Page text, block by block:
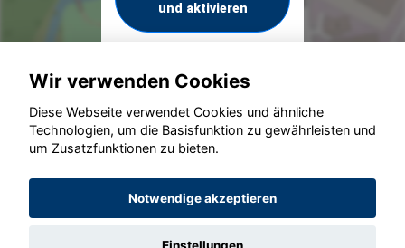
und aktivieren
© konjunkturmotor.de GmbH 2020 - 2026
Wir verwenden Cookies
Diese Webseite verwendet Cookies und ähnliche
Technologien, um die Basisfunktion zu gewährleisten und
um Zusatzfunktionen zu bieten.
Notwendige akzeptieren
Einstellungen